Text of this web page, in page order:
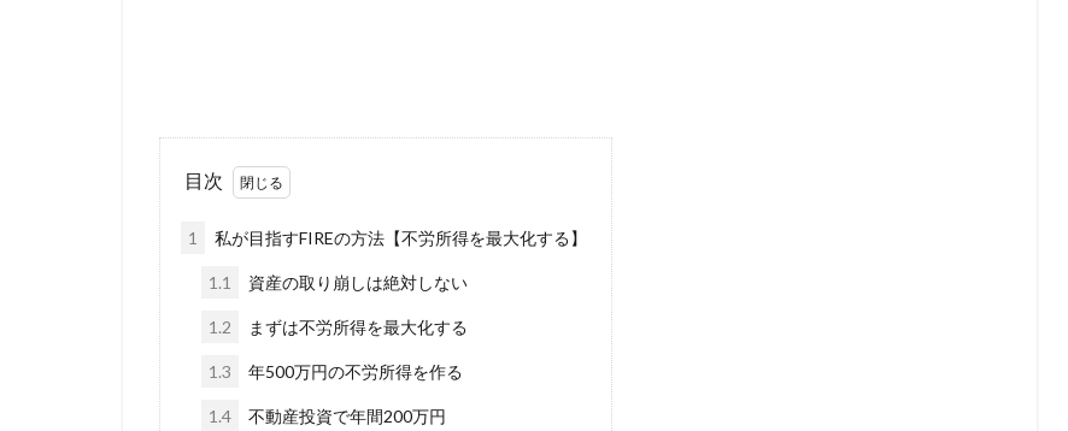
目次
1 私が目指すFIREの方法【不労所得を最大化する】
1.1 資産の取り崩しは絶対しない
1.2 まずは不労所得を最大化する
1.3 年500万円の不労所得を作る
1.4 不動産投資で年間200万円